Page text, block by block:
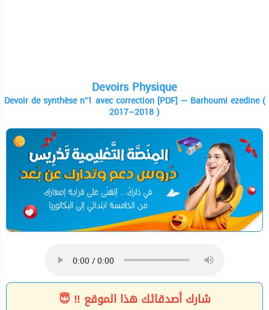
Devoirs Physique
Devoir de synthèse n°1 avec correction [PDF] — Barhoumi ezedine (
2017–2018 )
شارك أصدقائك هذا الموقع ‼ 😇